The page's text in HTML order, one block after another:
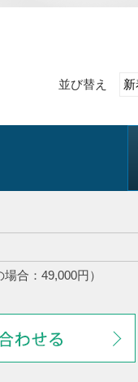
並び替え
合：49,000円）